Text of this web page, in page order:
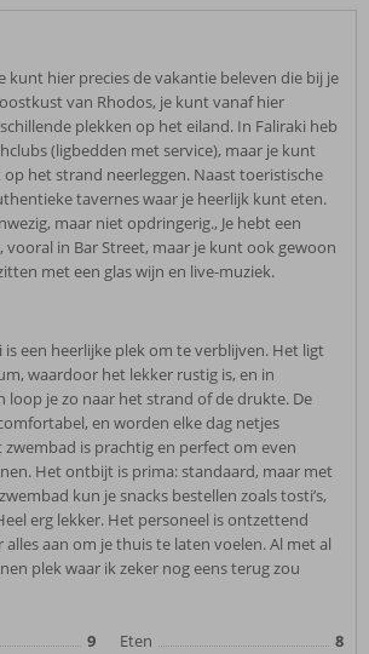
kunt hier precies de vakantie beleven die bij je
van Rhodos, je kunt vanaf hier
plekken op het eiland. In Faliraki heb
(ligbedden met service), maar je kunt
het strand neerleggen. Naast toeristische
tavernes waar je heerlijk kunt eten.
maar niet opdringerig., Je hebt een
vooral in Bar Street, maar je kunt ook gewoon
met een glas wijn en live-muziek.
is een heerlijke plek om te verblijven. Het ligt
waardoor het lekker rustig is, en in
loop je zo naar het strand of de drukte. De
en worden elke dag netjes
is prachtig en perfect om even
Het ontbijt is prima: standaard, maar met
kun je snacks bestellen zoals tosti’s,
erg lekker. Het personeel is ontzettend
aan om je thuis te laten voelen. Al met al
plek waar ik zeker nog eens terug zou
9
Eten
8